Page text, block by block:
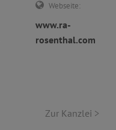
Webseite:
www.ra-
rosenthal.com
Zur Kanzlei >